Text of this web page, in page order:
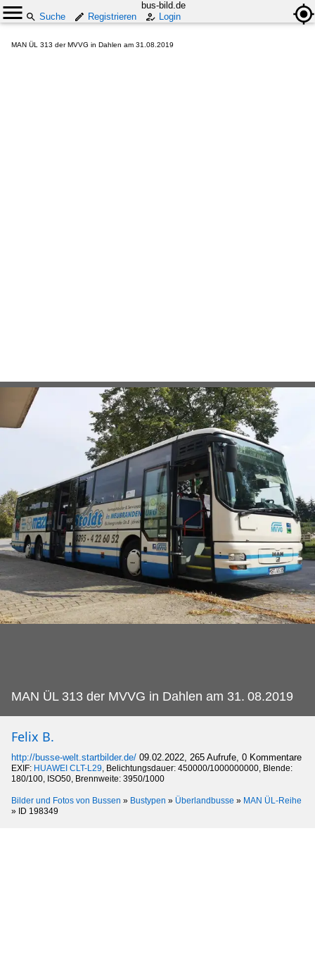
bus-bild.de
Suche
Registrieren Login
MAN ÜL 313 der MVVG in Dahlen am 31.08.2019
MAN ÜL 313 der MVVG in Dahlen am 31. 08.2019
Felix B.
http://busse-welt.startbilder.de/ 09.02.2022, 265 Aufrufe, 0 Kommentare
EXIF: HUAWEI CLT-L29, Belichtungsdauer: 450000/1000000000, Blende:
180/100, ISO50, Brennweite: 3950/1000
Bilder und Fotos von Bussen » Bustypen » Überlandbusse » MAN ÜL-Reihe
» ID 198349